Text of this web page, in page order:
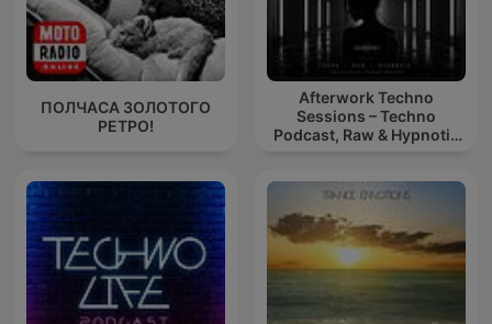
ПОЛЧАСА ЗОЛОТОГО
РЕТРО!
Afterwork Techno
Sessions – Techno
Podcast, Raw & Hypnotic